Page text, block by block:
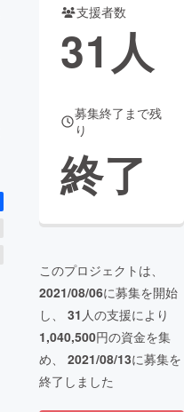
支援者数
31 人
募集終了まで残
り
終了
このプロジェクトは、
2021/08/06に募集を開始
し、 31 人の支援により
1,040,500円の資金を集
め、 2021/08/13に募集を
終了しました